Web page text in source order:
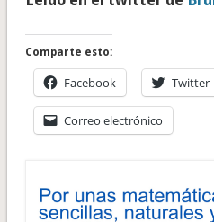
Comparte esto:
Facebook Twitter
Correo electrónico